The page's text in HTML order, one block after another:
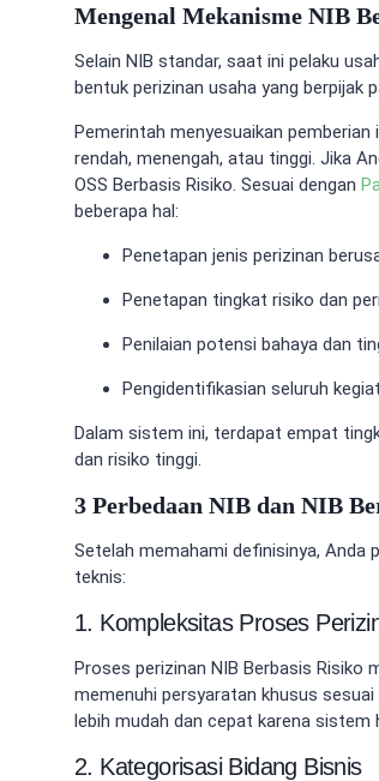
Mengenal Mekanisme NIB
Selain NIB standar, saat ini pelaku
bentuk perizinan usaha yang berpijak
Pemerintah menyesuaikan
rendah, menengah, atau tinggi. Jika
OSS Berbasis Risiko. Sesuai dengan
beberapa hal:
Penetapan jenis perizinan
Penetapan tingkat risiko dan
Penilaian potensi bahaya dan
Pengidentifikasian seluruh
Dalam sistem ini, terdapat empat
dan risiko tinggi.
3 Perbedaan NIB dan NIB
Setelah memahami definisinya, Anda
teknis:
1. Kompleksitas Proses
Proses perizinan NIB Berbasis Risiko
memenuhi persyaratan khusus
lebih mudah dan cepat karena
2. Kategorisasi Bidang Bisnis